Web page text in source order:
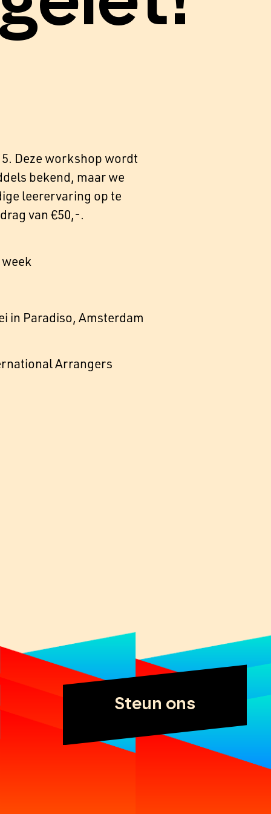
Deze workshop wordt
bekend, maar we
leerervaring op te
van €50,-.
in Paradiso, Amsterdam
Arrangers
Steun ons